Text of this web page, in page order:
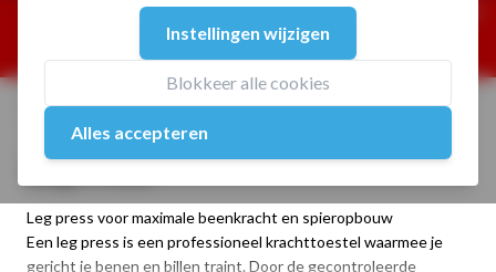
Instellingen wijzigen
Blokkeer alle cookies
Alles accepteren
25% korting ivm vakantiesluiting. Gebruik code:
ZOMERMP. muv vloeren, fitnesstoestellen, boksartikelen,
zakelijk en dealer inlog. Verzending vanaf 19 aug.
Home / Assortiment / Fitnesstoestellen / Leg Press
Leg Press
Leg press voor maximale beenkracht en spieropbouw
Een leg press is een professioneel krachttoestel waarmee je
gericht je benen en billen traint. Door de gecontroleerde